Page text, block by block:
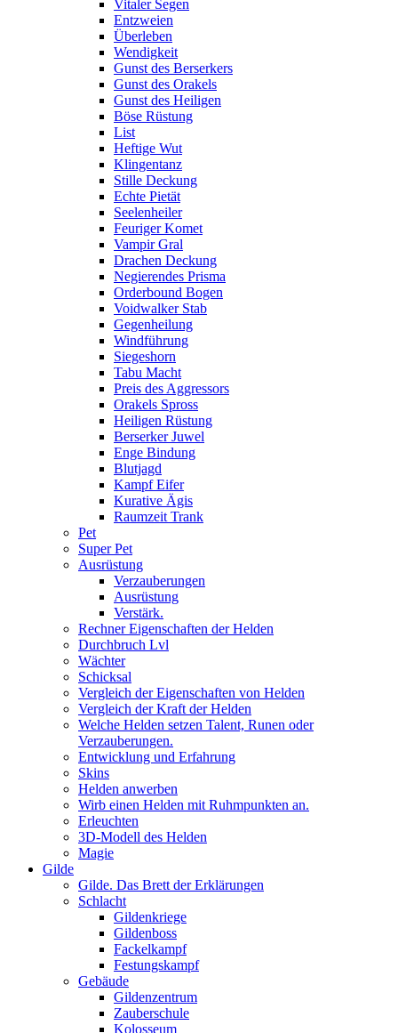
Vitaler Segen
Entzweien
Überleben
Wendigkeit
Gunst des Berserkers
Gunst des Orakels
Gunst des Heiligen
Böse Rüstung
List
Heftige Wut
Klingentanz
Stille Deckung
Echte Pietät
Seelenheiler
Feuriger Komet
Vampir Gral
Drachen Deckung
Negierendes Prisma
Orderbound Bogen
Voidwalker Stab
Gegenheilung
Windführung
Siegeshorn
Tabu Macht
Preis des Aggressors
Orakels Spross
Heiligen Rüstung
Berserker Juwel
Enge Bindung
Blutjagd
Kampf Eifer
Kurative Ägis
Raumzeit Trank
Pet
Super Pet
Ausrüstung
Verzauberungen
Ausrüstung
Verstärk.
Rechner Eigenschaften der Helden
Durchbruch Lvl
Wächter
Schicksal
Vergleich der Eigenschaften von Helden
Vergleich der Kraft der Helden
Welche Helden setzen Talent, Runen oder
Verzauberungen.
Entwicklung und Erfahrung
Skins
Helden anwerben
Wirb einen Helden mit Ruhmpunkten an.
Erleuchten
3D-Modell des Helden
Magie
Gilde
Gilde. Das Brett der Erklärungen
Schlacht
Gildenkriege
Gildenboss
Fackelkampf
Festungskampf
Gebäude
Gildenzentrum
Zauberschule
Kolosseum